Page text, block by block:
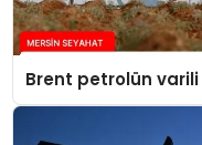
Brent petrolün